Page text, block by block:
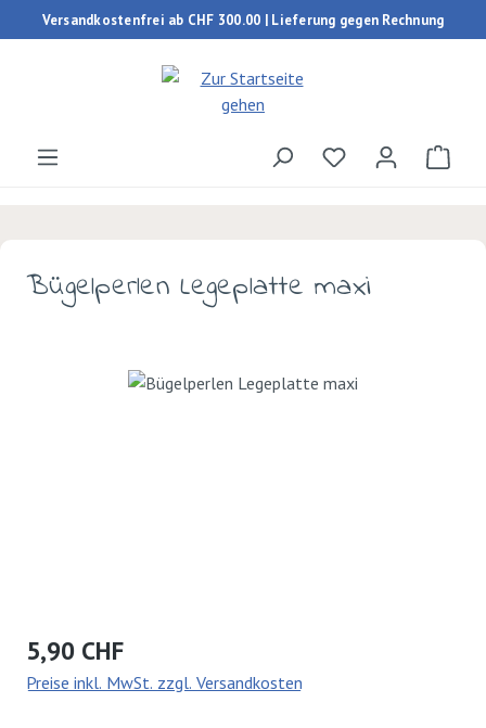
Zum Hauptinhalt springen
Versandkostenfrei ab CHF 300.00 | Lieferung gegen Rechnung
Du hast 0
Bügelperlen Legeplatte maxi
Bildergalerie überspringen
Regulärer Preis:
5,90 CHF
Preise inkl. MwSt. zzgl. Versandkosten